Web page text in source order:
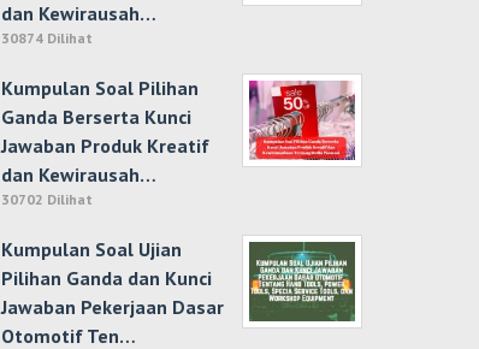
dan Kewirausah…
30874 Dilihat
Kumpulan Soal Pilihan
Ganda Berserta Kunci
Jawaban Produk Kreatif
dan Kewirausah…
30702 Dilihat
Kumpulan Soal Ujian
Pilihan Ganda dan Kunci
Jawaban Pekerjaan Dasar
Otomotif Ten…